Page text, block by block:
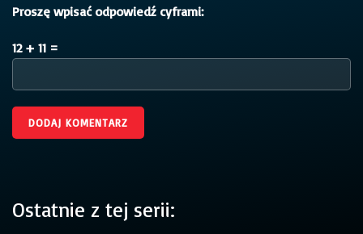
Proszę wpisać odpowiedź cyframi:
12 + 11 =
Ostatnie z tej serii: